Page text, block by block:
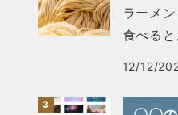
ラーメ
食べる
12/12/